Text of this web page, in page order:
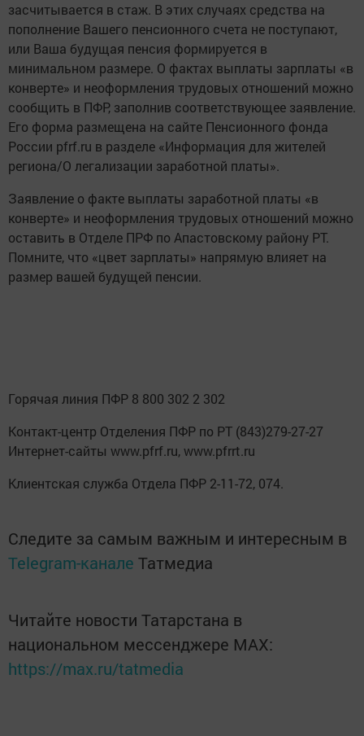
засчитывается в стаж. В этих случаях средства на
пополнение Вашего пенсионного счета не поступают,
или Ваша будущая пенсия формируется в
минимальном размере. О фактах выплаты зарплаты «в
конверте» и неоформления трудовых отношений можно
сообщить в ПФР, заполнив соответствующее заявление.
Его форма размещена на сайте Пенсионного фонда
России pfrf.ru в разделе «Информация для жителей
региона/О легализации заработной платы».
Заявление о факте выплаты заработной платы «в
конверте» и неоформления трудовых отношений можно
оставить в Отделе ПРФ по Апастовскому району РТ.
Помните, что «цвет зарплаты» напрямую влияет на
размер вашей будущей пенсии.
Горячая линия ПФР 8 800 302 2 302
Контакт-центр Отделения ПФР по РТ (843)279-27-27
Интернет-сайты www.pfrf.ru, www.pfrrt.ru
Клиентская служба Отдела ПФР 2-11-72, 074.
Следите за самым важным и интересным в
Telegram-канале Татмедиа
Читайте новости Татарстана в
национальном мессенджере MАХ:
https://max.ru/tatmedia